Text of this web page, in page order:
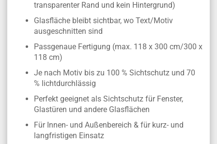
transparenter Rand und kein Hintergrund)
Glasfläche bleibt sichtbar, wo Text/Motiv
ausgeschnitten sind
Passgenaue Fertigung (max. 118 x 300 cm/300 x
118 cm)
Je nach Motiv bis zu 100 % Sichtschutz und 70
% lichtdurchlässig
Perfekt geeignet als Sichtschutz für Fenster,
Glastüren und andere Glasflächen
Für Innen- und Außenbereich & für kurz- und
langfristigen Einsatz